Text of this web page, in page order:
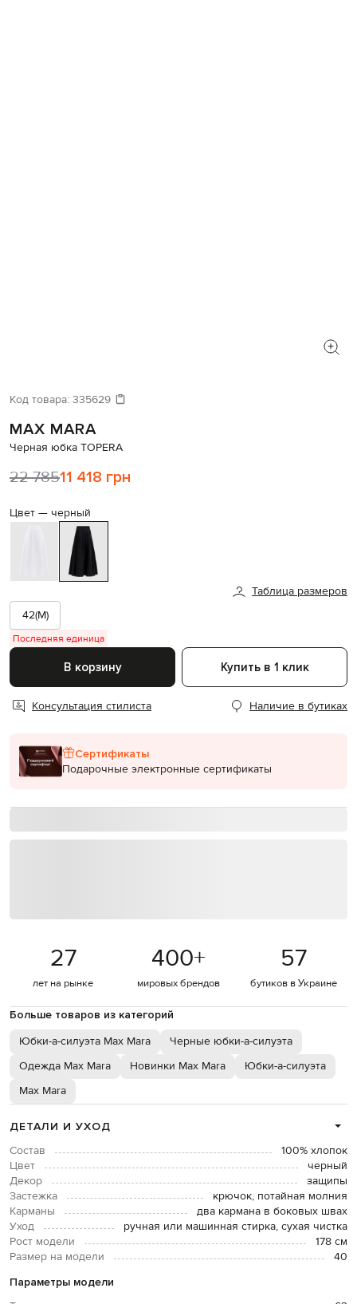
Код товара: 335629
MAX MARA
Черная юбка TOPERA
22 78511 418 грн
Цвет — черный
Таблица размеров
42(M)
Последняя единица
В корзину Купить в 1 клик
Консультация стилиста Наличие в бутиках
Сертификаты
Подарочные электронные сертификаты
27
лет на рынке
400+
мировых брендов
57
бутиков в Украине
Больше товаров из категорий
Юбки-а-силуэта Max Mara
Черные юбки-а-силуэта
Одежда Max Mara
Новинки Max Mara
Юбки-а-силуэта
Max Mara
ДЕТАЛИ И УХОД
Состав
100% хлопок
Цвет
черный
Декор
защипы
Застежка
крючок, потайная молния
Карманы
два кармана в боковых швах
Уход
ручная или машинная стирка, сухая чистка
Рост модели
178 см
Размер на модели
40
Параметры модели